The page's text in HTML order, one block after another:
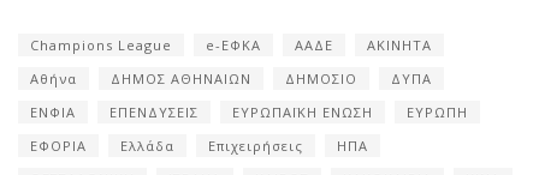
Champions League e-ΕΦΚΑ ΑΑΔΕ
ΑΚΙΝΗΤΑ
Αθήνα
ΔΗΜΟΣ ΑΘΗΝΑΙΩΝ ΔΗΜΟΣΙΟ
ΔΥΠΑ
ΕΝΦΙΑ
ΕΠΕΝΔΥΣΕΙΣ ΕΥΡΩΠΑΪΚΗ ΕΝΩΣΗ
ΕΥΡΩΠΗ
ΕΦΟΡΙΑ
Ελλάδα Επιχειρήσεις
ΗΠΑ